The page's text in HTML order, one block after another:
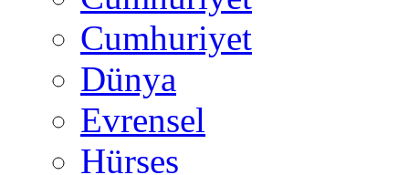
Cumhuriyet
Dünya
Evrensel
Hürses